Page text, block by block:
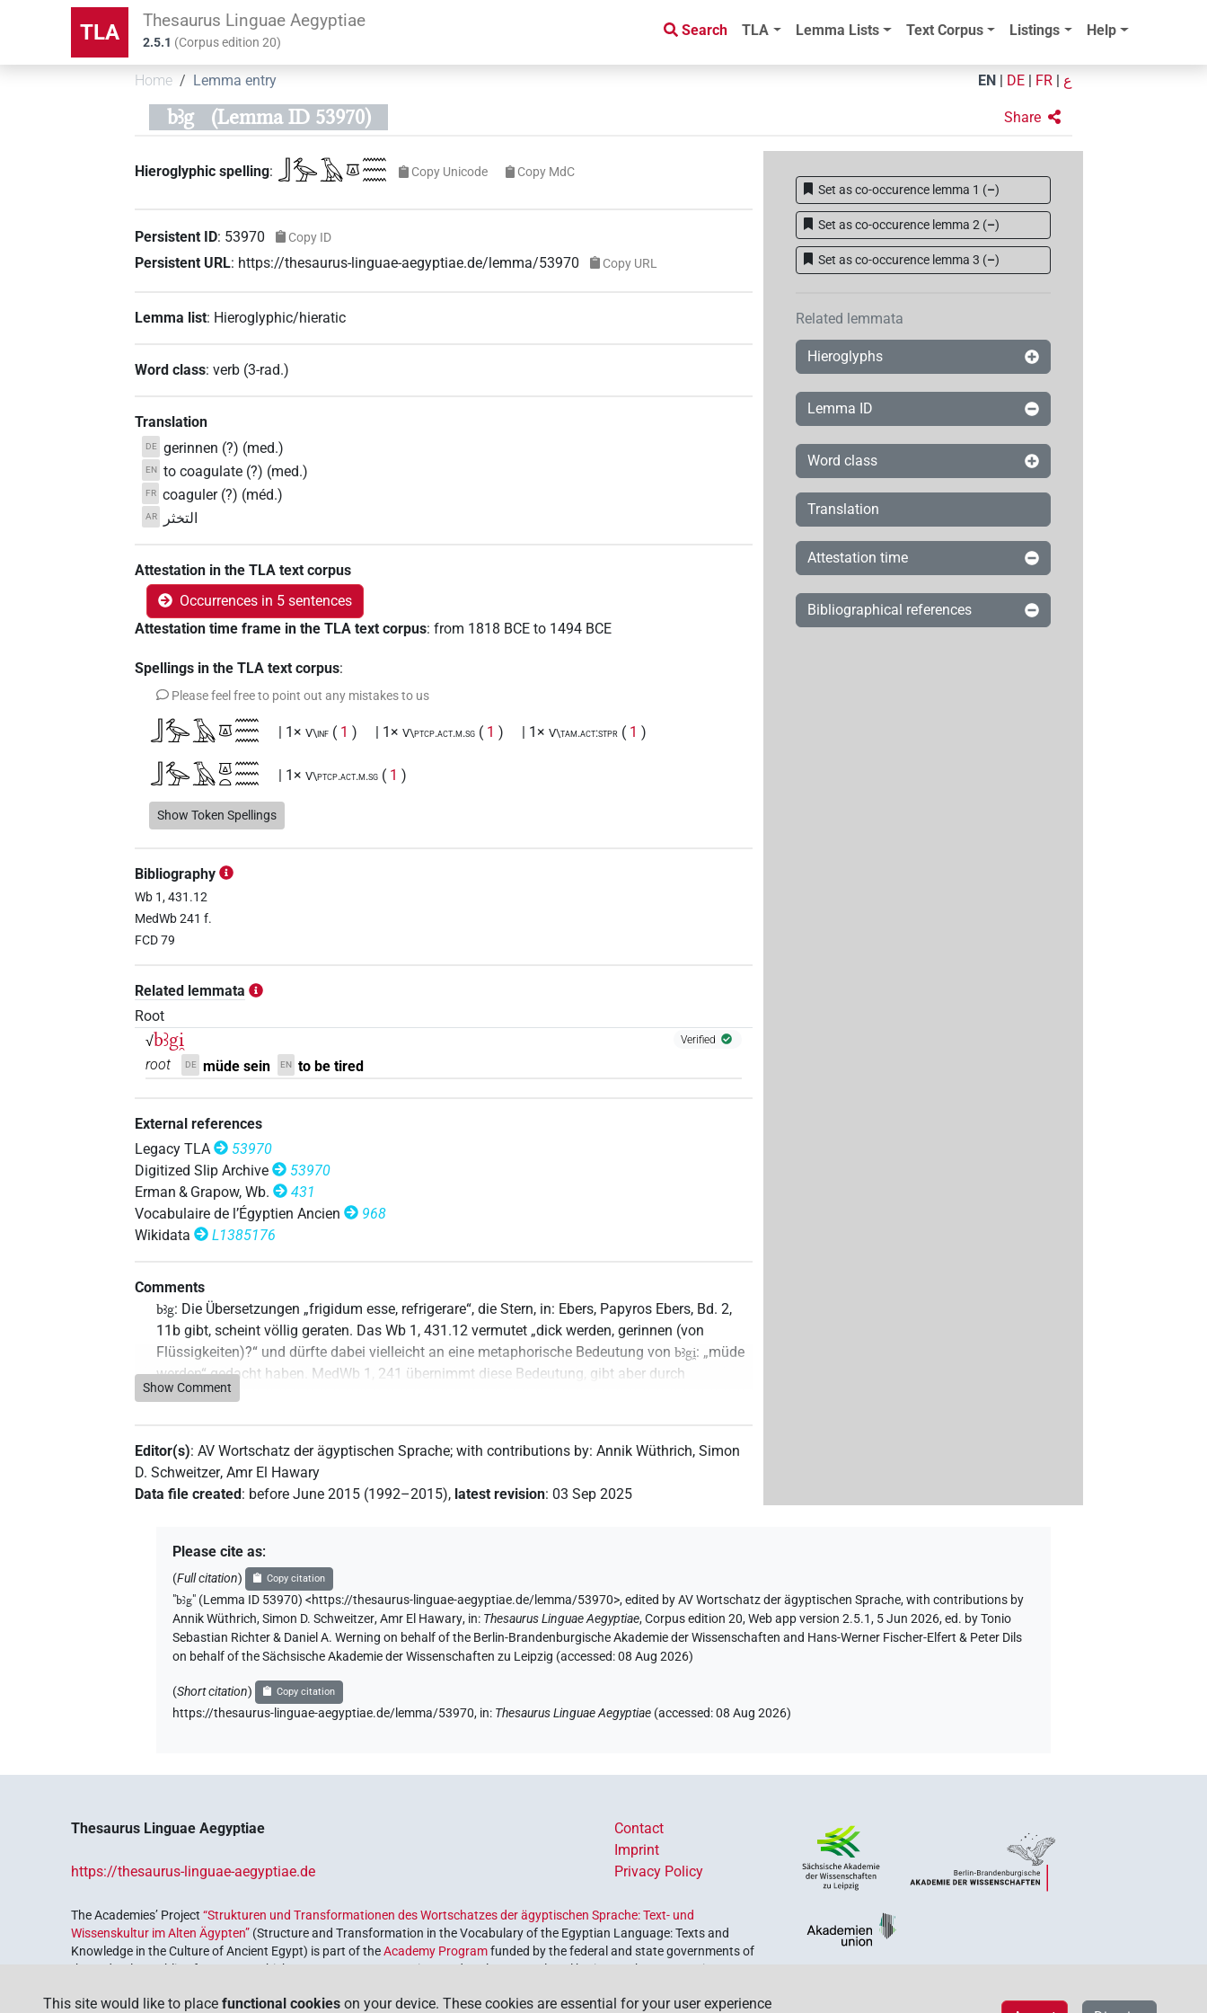
TLA Thesaurus Linguae Aegyptiae
2.5.1 (Corpus edition20)
Search TLA Lemma Lists Text Corpus Listings Help
Home Lemma entry EN DE FR ع
bꜣg (Lemma ID 53970) Share
Hieroglyphic spelling: 𓃀𓅡𓄿𓎼𓈗 Copy Unicode Copy MdC
Persistent ID: 53970 Copy ID
Persistent URL: https://thesaurus-linguae-aegyptiae.de/lemma/53970 Copy URL
Lemma list: Hieroglyphic/hieratic
Word class:verb (3-rad.)
Translation
DE gerinnen (?) (med.)
EN to coagulate (?) (med.)
FR coaguler (?) (méd.)
AR التخثر
Attestation in the TLA text corpus
Occurrences in 5 sentences
Attestation time frame in the TLA text corpus:from 1818 BCE to 1494 BCE
Spellings in the TLA text corpus:
Please feel free to point out any mistakes to us
𓃀𓅡𓄿𓎼𓈗 | 1× V\inf ( 1 ) | 1× V\ptcp.act.m.sg ( 1 ) | 1× V\tam.act:stpr ( 1 )
𓃀𓅡𓄿𓎼𓏏𓈗 | 1× V\ptcp.act.m.sg ( 1 )
𓃀𓅬𓄿𓎼𓏏𓈗𓏌𓏥
Show Token Spellings
Bibliography
Wb 1, 431.12
MedWb 241 f.
FCD 79
Related lemmata
Root
√bꜣgi̯ Verified
root DE müde sein EN to be tired
External references
Legacy TLA
53970
Digitized Slip Archive
53970
Erman & Grapow, Wb.
431
Vocabulaire de l’Égyptien Ancien
968
Wikidata
L1385176
Comments
bꜣg: Die Übersetzungen „frigidum esse, refrigerare“, die Stern, in: Ebers, Papyros Ebers, Bd. 2,
11b gibt, scheint völlig geraten. Das Wb 1, 431.12 vermutet „dick werden, gerinnen (von
Flüssigkeiten)?“ und dürfte dabei vielleicht an eine metaphorische Bedeutung vonbꜣgi̯: „müde
werden“ gedacht haben. MedWb 1, 241 übernimmt diese Bedeutung, gibt aber durch
Weglassung des Fragezeichens größere Sicherheit vor, als vorliegt (dort auch in Anm. 2 die
Edition), 260, Nr. {9453}-{9454} („geronnen sein; gerinnen“) ab. Tatsächlich ist die
Wahrscheinlichkeit sehr hoch, dass es mit dem Verb
zumindest das davon abgeleitete Substantivbꜣgist im Mittleren Reich mit Schreibungen mit
28083 aus el-Berscheh (Lacau, in: RecTrav 26, 1904, 229).
In Eb 19 und pRamesseum III A 31 steht es attributiv zu
zusätzlichen nachgestellten Flüssigkeits-Klassifikator (Topf und Pluralstriche) nach sogar
lexikalisiert sein. In Eb 19 vermutet Westendorf, Handbuch Medizin, 550: „dickflüssiges Bier“,
Bardinet, Papyrus médicaux, 253: „dépôt (?) de bière“. Im Fall des Ramesseums-Papyrus denkt
Barns, Five Ramesseum Papyri, 20 vergleichbar zu Westendorf an „thick beer“.
L, Popko, 02. März 2020
Commentary author
:AV Wortschatz der ägyptischen Sprache, SAW Data file created
Show Comment
Editor(s):AV Wortschatz der ägyptischen Sprache;with contributions by:Annik Wüthrich,Simon
D. Schweitzer,Amr El Hawary
Data file created: before June 2015 (1992–2015), latest revision: 03 Sep 2025
Set as co-occurence lemma 1 (–)
Set as co-occurence lemma 2 (–)
Set as co-occurence lemma 3 (–)
Related lemmata
Hieroglyphs
Lemma ID
Word class
Translation
Attestation time
Bibliographical references
Please cite as:
(Full citation) Copy citation
"bꜣg" (Lemma ID 53970) <https://thesaurus-linguae-aegyptiae.de/lemma/53970>,edited by AV Wortschatz der ägyptischen Sprache,with contributions by
Annik Wüthrich,Simon D. Schweitzer,Amr El Hawary, in: Thesaurus Linguae Aegyptiae,Corpus edition 20, Web app version 2.5.1, 5 Jun 2026, ed. by Tonio
Sebastian Richter & Daniel A. Werning on behalf of the Berlin-Brandenburgische Akademie der Wissenschaften and Hans-Werner Fischer-Elfert & Peter Dils
on behalf of the Sächsische Akademie der Wissenschaften zu Leipzig (accessed:08 Aug 2026)
(Short citation) Copy citation
https://thesaurus-linguae-aegyptiae.de/lemma/53970, in: Thesaurus Linguae Aegyptiae (accessed:08 Aug 2026)
Thesaurus Linguae Aegyptiae
https://thesaurus-linguae-aegyptiae.de
Contact
Imprint
Privacy Policy
The Academies’ Project“Strukturen und Transformationen des Wortschatzes der ägyptischen Sprache: Text- und
Wissenskultur im Alten Ägypten” (Structure and Transformation in the Vocabulary of the Egyptian Language: Texts and
Knowledge in the Culture of Ancient Egypt) is part of theAcademy Programfunded by the federal and state governments of
the Federal Republic of Germany, which serves to preserve, retrieve and explore our cultural heritage. The program is
This site would like to place functional cookies on your device. These cookies are essential for your user experience